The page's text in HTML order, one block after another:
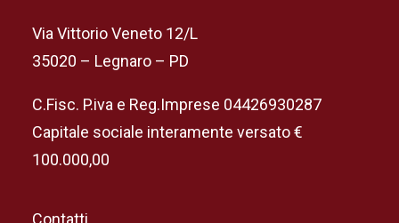
Via Vittorio Veneto 12/L
35020 – Legnaro – PD
C.Fisc. P.iva e Reg.Imprese 04426930287
Capitale sociale interamente versato €
100.000,00
Contatti